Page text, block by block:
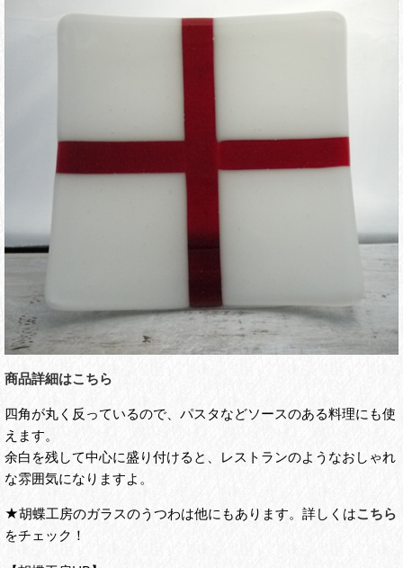
商品詳細はこちら
四角が丸く反っているので、パスタなどソースのある料理にも使
えます。
余白を残して中心に盛り付けると、レストランのようなおしゃれ
な雰囲気になりますよ。
★胡蝶工房のガラスのうつわは他にもあります。詳しくはこちら
をチェック！